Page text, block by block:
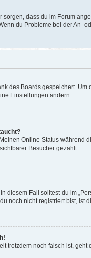
sorgen, dass du im Forum
du Probleme bei der An-
des Boards gespeichert.
Einstellungen ändern.
Online-Status während
Besucher gezählt.
Fall solltest du im
noch nicht registriert bist, ist
trotzdem noch falsch ist,